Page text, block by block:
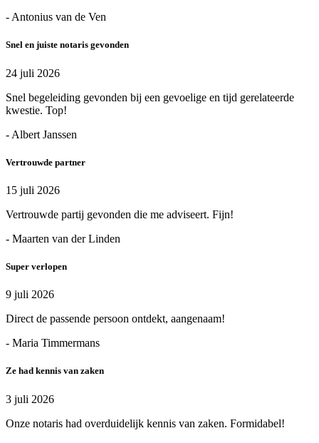
- Antonius van de Ven
Snel en juiste notaris gevonden
24 juli 2026
Snel begeleiding gevonden bij een gevoelige en tijd gerelateerde
kwestie. Top!
- Albert Janssen
Vertrouwde partner
15 juli 2026
Vertrouwde partij gevonden die me adviseert. Fijn!
- Maarten van der Linden
Super verlopen
9 juli 2026
Direct de passende persoon ontdekt, aangenaam!
- Maria Timmermans
Ze had kennis van zaken
3 juli 2026
Onze notaris had overduidelijk kennis van zaken. Formidabel!